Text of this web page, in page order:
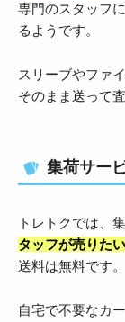
専門のスタッフ
るようです。
スリーブやファ
そのまま送って
集荷サー
トレトクでは、
タッフが売りた
送料は無料です。
自宅で不要なカ